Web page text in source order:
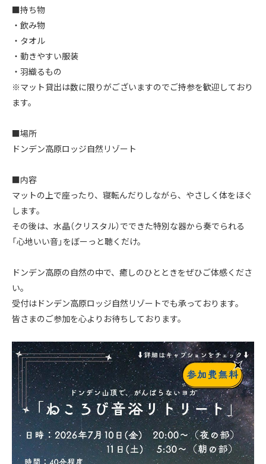
■持ち物
・飲み物
・タオル
・動きやすい服装
・羽織るもの
※マット貸出は数に限りがございますのでご持参を歓迎しており
ます。
■場所
ドンデン高原ロッジ自然リゾート
■内容
マットの上で座ったり、寝転んだりしながら、やさしく体をほぐ
します。
その後は、水晶（クリスタル）でできた特別な器から奏でられる
「心地いい音」をぼーっと聴くだけ。
ドンデン高原の自然の中で、癒しのひとときをぜひご体感くださ
い。
受付はドンデン高原ロッジ自然リゾートでも承っております。
皆さまのご参加を心よりお待ちしております。